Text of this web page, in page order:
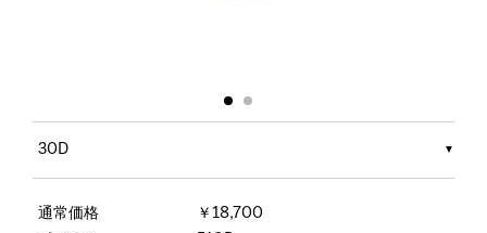
30D
通常価格
￥18,700